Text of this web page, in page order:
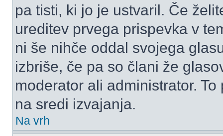
pa tisti, ki jo je ustvaril. Če
ureditev prvega prispevka v
ni še nihče oddal svojega
izbriše, če pa so člani že
moderator ali administrator.
na sredi izvajanja.
Na vrh